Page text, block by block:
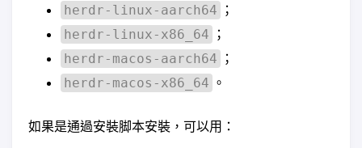
herdr-linux-aarch64
；
herdr-linux-x86_64
；
herdr-macos-aarch64
；
herdr-macos-x86_64 。
如果是通過安裝脚本安裝，可以用：